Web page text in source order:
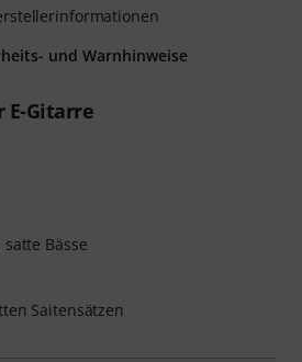
E-Gitarre
Bässe
Saitensätzen
und Warnhinweise